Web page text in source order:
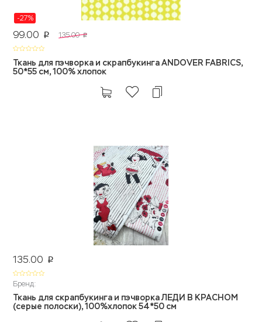
-27%
99.00 p 135.00 p
Ткань для пэчворка и скрапбукинга ANDOVER FABRICS,
50*55 см, 100% хлопок
135.00 p
Бренд:
Ткань для скрапбукинга и пэчворка ЛЕДИ В КРАСНОМ
(серые полоски), 100%хлопок 54*50 см